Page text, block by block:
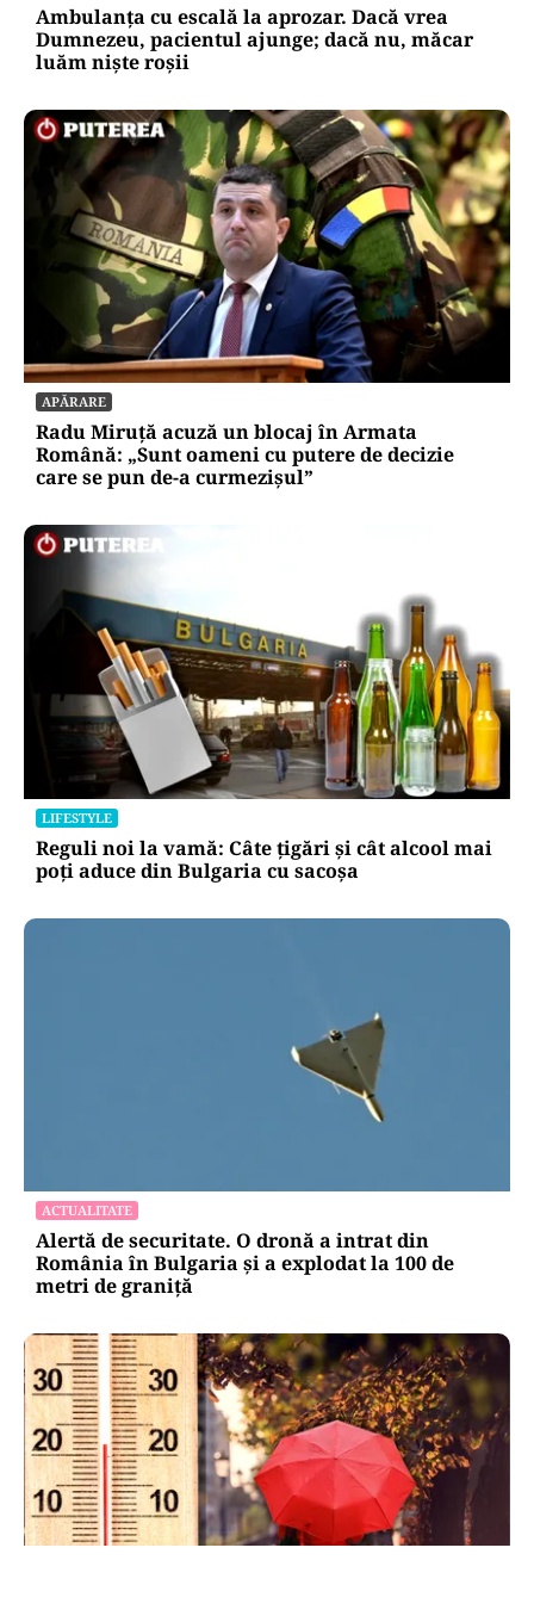
Ambulanța cu escală la aprozar. Dacă vrea
Dumnezeu, pacientul ajunge; dacă nu, măcar
luăm niște roșii
APĂRARE
Radu Miruță acuză un blocaj în Armata
Română: „Sunt oameni cu putere de decizie
care se pun de-a curmezișul”
LIFESTYLE
Reguli noi la vamă: Câte țigări și cât alcool mai
poți aduce din Bulgaria cu sacoșa
ACTUALITATE
Alertă de securitate. O dronă a intrat din
România în Bulgaria şi a explodat la 100 de
metri de graniţă